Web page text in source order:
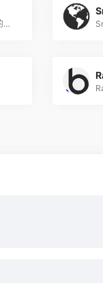
为孩子们定制的音频童话故事，带有个性化的情节、角色和设置。